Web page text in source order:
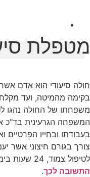
מטפלת
חולה סיעודי הוא אדם
בקימה מהמיטה, ועד
משפחתו של החולה נהגו
המשפחה הגרעינית בד"כ
בעבודתו ובחייו הפרטיים
צורך בגורם חיצוני אשר
לטיפול צמוד, 24 שעות ביממה. נראה כי
התשובה לכך.